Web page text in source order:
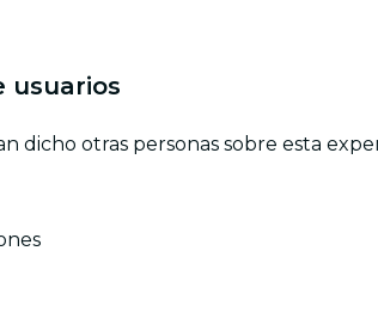
usuarios
dicho otras personas sobre esta